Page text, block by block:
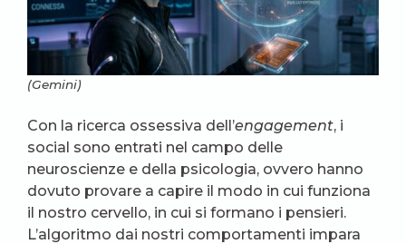
(Gemini)
Con la ricerca ossessiva dell’engagement, i
social sono entrati nel campo delle
neuroscienze e della psicologia, ovvero hanno
dovuto provare a capire il modo in cui funziona
il nostro cervello, in cui si formano i pensieri.
L’algoritmo dai nostri comportamenti impara